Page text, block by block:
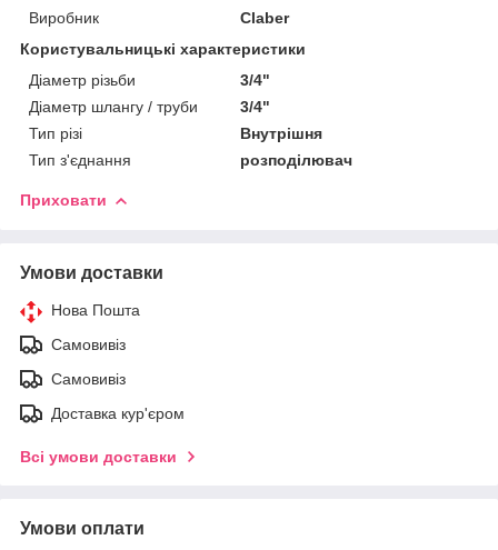
Виробник
Claber
Користувальницькі характеристики
Діаметр різьби
3/4"
Діаметр шлангу / труби
3/4"
Тип різі
Внутрішня
Тип з'єднання
розподілювач
Приховати
Умови доставки
Нова Пошта
Самовивіз
Самовивіз
Доставка кур'єром
Всі умови доставки
Умови оплати